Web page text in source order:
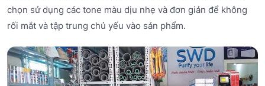
chọn sử dụng các tone màu dịu nhẹ và đơn giản để không
rối mắt và tập trung chủ yếu vào sản phẩm.